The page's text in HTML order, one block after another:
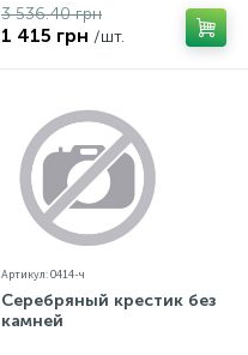
3 536.40 грн
1 415 грн /шт.
Артикул: 0414-ч
Серебряный крестик без
камней